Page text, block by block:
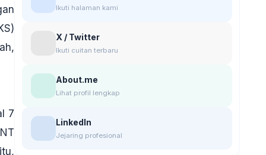
7
Ikuti halaman kami
X / Twitter
Ikuti cuitan terbaru
About.me
Lihat profil lengkap
LinkedIn
Jejaring profesional